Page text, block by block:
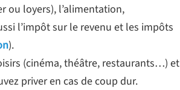
ou loyers), l’alimentation,
l’impôt sur le revenu et les impôts
).
(cinéma, théâtre, restaurants…) et
priver en cas de coup dur.